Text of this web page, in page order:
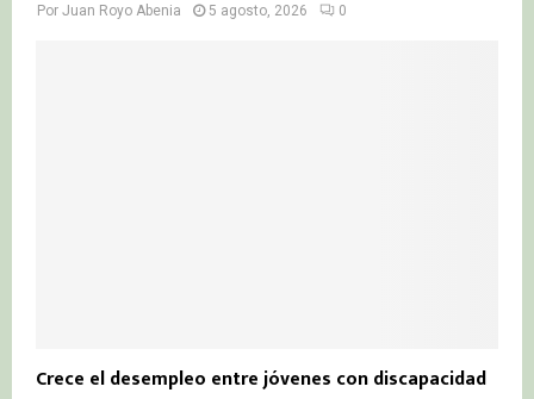
Por Juan Royo Abenia 5 agosto, 2026 0
Crece el desempleo entre jóvenes con discapacidad